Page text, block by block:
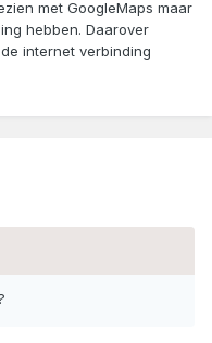
met GoogleMaps maar
hebben. Daarover
internet verbinding